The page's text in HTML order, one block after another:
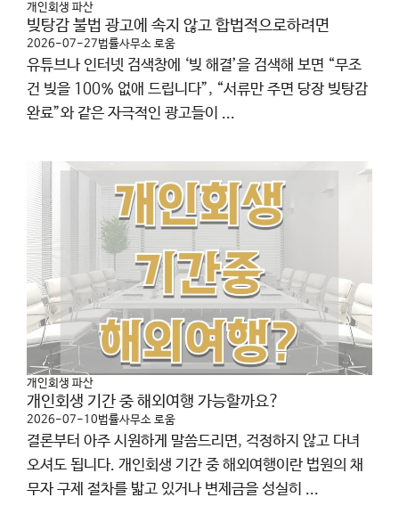
개인회생 파산
빚탕감 불법 광고에 속지 않고 합법적으로하려면
2026-07-27법률사무소 로움
유튜브나 인터넷 검색창에 ‘빚 해결’을 검색해 보면 “무조
건 빚을 100% 없애 드립니다”, “서류만 주면 당장 빚탕감
완료”와 같은 자극적인 광고들이 ...
개인회생 파산
개인회생 기간 중 해외여행 가능할까요?
2026-07-10법률사무소 로움
결론부터 아주 시원하게 말씀드리면, 걱정하지 않고 다녀
오셔도 됩니다. 개인회생 기간 중 해외여행이란 법원의 채
무자 구제 절차를 밟고 있거나 변제금을 성실히 ...